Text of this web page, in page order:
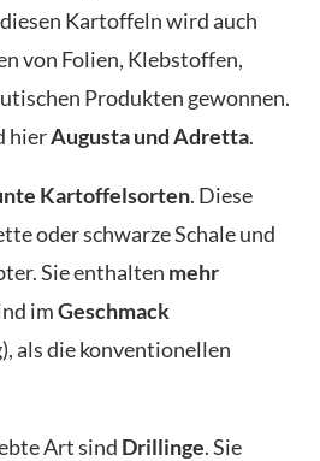
Kartoffeln wird auch
von Folien, Klebstoffen,
Produkten gewonnen.
hierAugusta und Adretta.
Kartoffelsorten. Diese
oder schwarze Schale und
Sie enthalten mehr
imGeschmack
als die konventionellen
Art sind Drillinge. Sie